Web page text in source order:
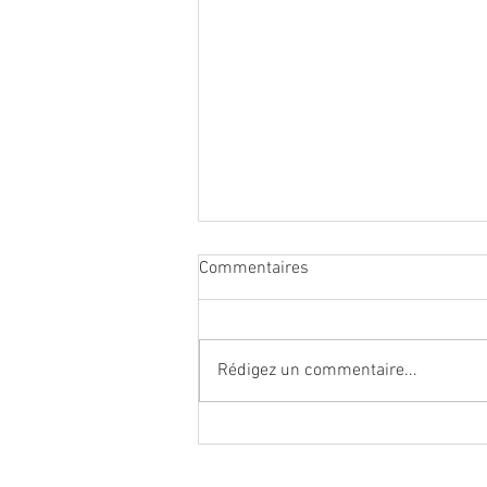
Commentaires
Rédigez un commentaire...